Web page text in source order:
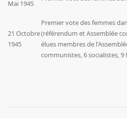
Mai 1945
21 Octobre
1945
Premier vote des femmes
(référendum et Assemblée
élues membres de
communistes, 6 socialistes, 9